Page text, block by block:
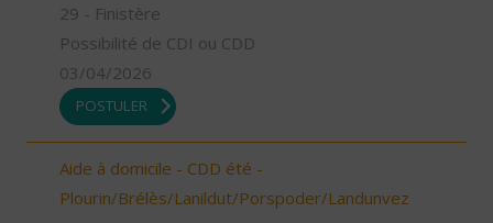
29 - Finistère
Possibilité de CDI ou CDD
03/04/2026
POSTULER
Aide à domicile - CDD été -
Plourin/Brélès/Lanildut/Porspoder/Landunvez